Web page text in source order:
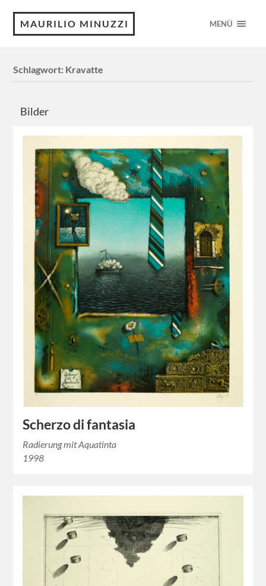
MAURILIO MINUZZI MENÜ
Schlagwort: Kravatte
Bilder
Scherzo di fantasia
Radierung mit Aquatinta
1998